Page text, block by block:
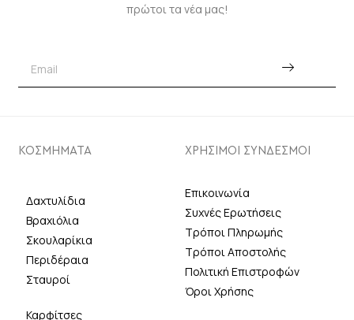
πρώτοι τα νέα μας!
ΚΟΣΜΗΜΑΤΑ
Δαχτυλίδια
Βραχιόλια
Σκουλαρίκια
Περιδέραια
Σταυροί
Καρφίτσες
ΧΡΗΣΙΜΟΙ ΣΥΝΔΕΣΜΟΙ
Επικοινωνία
Συχνές Ερωτήσεις
Τρόποι Πληρωμής
Τρόποι Αποστολής
Πολιτική Επιστροφών
Όροι Χρήσης